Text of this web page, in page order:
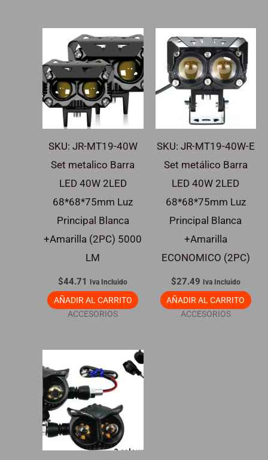
SKU: JR-MT19-40W
Set metalico Barra
LED 40W 2LED
68*68*75mm Luz
Principal Blanca
+Amarilla (2PC) 5000
LM
$44.71 Iva Incluido
AÑADIR AL CARRITO
ACCESORIOS
SKU: JR-MT19-40W-E
Set metálico Barra
LED 40W 2LED
68*68*75mm Luz
Principal Blanca
+Amarilla
ECONOMICO (2PC)
$27.49 Iva Incluido
AÑADIR AL CARRITO
ACCESORIOS